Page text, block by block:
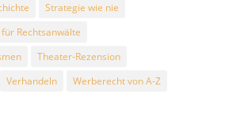
Strategie wie nie
Rechtsanwälte
Theater-Rezension
Verhandeln Werberecht von A-Z